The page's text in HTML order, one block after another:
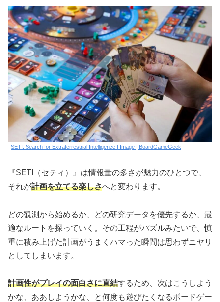
SETI: Search for Extraterrestrial Intelligence | Image | BoardGameGeek
『SETI（セティ）』は情報量の多さが魅力のひとつで、
それが計画を立てる楽しさへと変わります。
どの観測から始めるか、どの研究データを優先するか、最
適なルートを探っていく。その工程がパズルみたいで、慎
重に積み上げた計画がうまくハマった瞬間は思わずニヤリ
としてしまいます。
計画性がプレイの面白さに直結するため、次はこうしよう
かな、ああしようかな、と何度も遊びたくなるボードゲー